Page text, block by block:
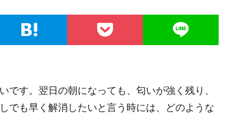
す。翌日の朝になっても、匂いが強く残り、
でも早く解消したいと言う時には、どのような